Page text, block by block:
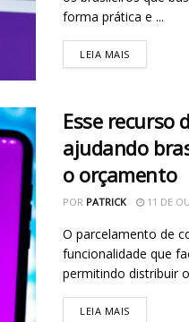
forma prática e ...
LEIA MAIS
Esse recurso
ajudando
o orçamento
POR PATRICK 11 DE
O parcelamento de
funcionalidade que
permitindo distribuir
LEIA MAIS